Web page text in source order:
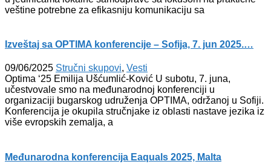
veštine potrebne za efikasniju komunikaciju sa
Izveštaj sa OPTIMA konferencije – Sofija, 7. jun 2025.…
09/06/2025 Stručni skupovi, Vesti
Optima ‘25 Emilija Ušćumlić-Ković U subotu, 7. juna,
učestvovale smo na međunarodnoj konferenciji u
organizaciji bugarskog udruženja OPTIMA, održanoj u Sofiji.
Konferencija je okupila stručnjake iz oblasti nastave jezika iz
više evropskih zemalja, a
Međunarodna konferencija Eaquals 2025, Malta